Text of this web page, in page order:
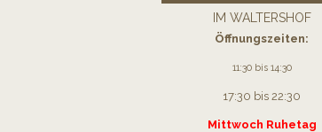
IM WALTERSHOF
Öffnungszeiten:
11:30 bis 14:30
17:30 bis 22:30
Mittwoch Ruhetag